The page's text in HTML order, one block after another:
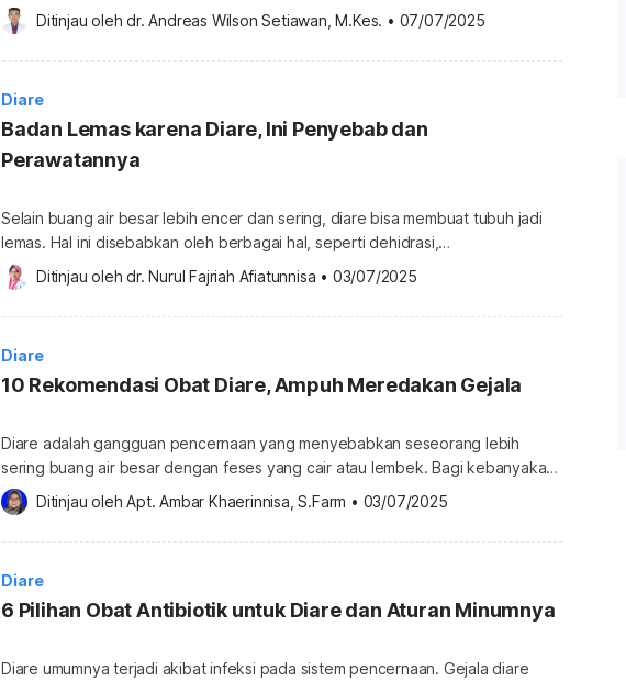
menghentikan diare. Mereka percaya telur asin bisa mengurangi menceret,
benarkah begitu? Cari tahu kebenarannya melalui penjelasannya di bawah ini.
Apakah telur asin bagus untuk diare? Jika dikonsumsi secara bijak, telur asin
Ditinjau oleh dr. Andreas Wilson Setiawan, M.Kes. • 07/07/2025
Diare
Badan Lemas karena Diare, Ini Penyebab dan
Perawatannya
Selain buang air besar lebih encer dan sering, diare bisa membuat tubuh jadi
lemas. Hal ini disebabkan oleh berbagai hal, seperti dehidrasi,
ketidakseimbangan elektrolit, atau kekurangan nutrisi. Ketahui cara mengatasi
lemas karena diare dalam ulasan berikut. Penyebab badan lemas karena diare
Diare ditandai dengan buang air besar encer lebih dari tiga kali dalam sehari.
Ditinjau oleh dr. Nurul Fajriah Afiatunnisa • 03/07/2025
Diare
10 Rekomendasi Obat Diare, Ampuh Meredakan Gejala
Diare adalah gangguan pencernaan yang menyebabkan seseorang lebih
sering buang air besar dengan feses yang cair atau lembek. Bagi kebanyakan
orang dewasa, keluhan menceret dapat ditangani dengan obat diare yang
dibeli di apotek. Namun, ada juga yang membutuhkan antibiotik. Nah, obat
seperti apa yang paling ampuh? Pilihan obat untuk mengatasi diare
Ditinjau oleh Apt. Ambar Khaerinnisa, S.Farm • 03/07/2025
Diare
6 Pilihan Obat Antibiotik untuk Diare dan Aturan Minumnya
Diare umumnya terjadi akibat infeksi pada sistem pencernaan. Gejala diare